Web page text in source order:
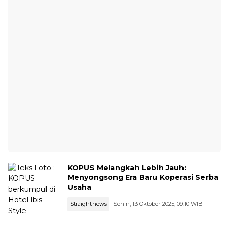
KOPUS Melangkah Lebih Jauh:
Menyongsong Era Baru Koperasi Serba
Usaha
Straightnews Senin, 13 Oktober 2025, 09:10 WIB